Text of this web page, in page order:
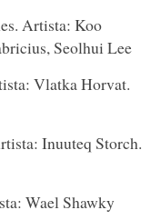
Artista: Koo
Seolhui Lee
Vlatka Horvat.
Inuuteq Storch.
Wael Shawky